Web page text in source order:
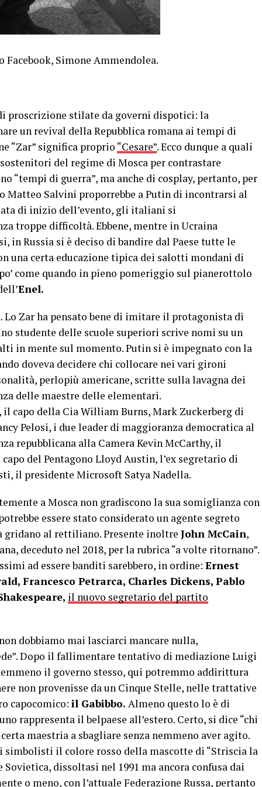
Simone Ammendolea.
proscrizione stilate da governi dispotici: la
un revival della Repubblica romana ai tempi di
“Zar” significa proprio “Cesare”. Ecco dunque a quali
del regime di Mosca per contrastare
“tempi di guerra”, ma anche di cosplay, pertanto, per
Matteo Salvini proporrebbe a Putin di incontrarsi al
di inizio dell’evento, gli italiani si
troppe difficoltà. Ebbene, mentre in Ucraina
in Russia si è deciso di bandire dal Paese tutte le
una certa educazione tipica dei salotti mondani di
come quando in pieno pomeriggio sul pianerottolo
Enel.
Zar ha pensato bene di imitare il protagonista di
studente delle scuole superiori scrive nomi su un
in mente sul momento. Putin si è impegnato con la
doveva decidere chi collocare nei vari gironi
perlopiù americane, scritte sulla lavagna dei
delle maestre delle elementari.
il capo della Cia William Burns, Mark Zuckerberg di
Pelosi, i due leader di maggioranza democratica al
repubblicana alla Camera Kevin McCarthy, il
del Pentagono Lloyd Austin, l’ex segretario di
il presidente Microsoft Satya Nadella.
a Mosca non gradiscono la sua somiglianza con
essere stato considerato un agente segreto
gridano al rettiliano. Presente inoltre John McCain,
deceduto nel 2018, per la rubrica “a volte ritornano”.
ad essere banditi sarebbero, in ordine: Ernest
Francesco Petrarca, Charles Dickens, Pablo
il nuovo segretario del partito
dobbiamo mai lasciarci mancare nulla,
Dopo il fallimentare tentativo di mediazione Luigi
il governo stesso, qui potremmo addirittura
non provenisse da un Cinque Stelle, nelle trattative
capocomico: il Gabibbo. Almeno questo lo è di
rappresenta il belpaese all’estero. Certo, si dice “chi
maestria a sbagliare senza nemmeno aver agito.
il colore rosso della mascotte di “Striscia la
dissoltasi nel 1991 ma ancora confusa dai
o meno, con l’attuale Federazione Russa, pertanto